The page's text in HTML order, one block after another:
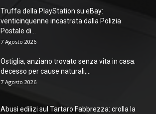
Truffa della PlayStation su eBay:
venticinquenne incastrata dalla Polizia
Postale di...
7 Agosto 2026
Ostiglia, anziano trovato senza vita in casa:
decesso per cause naturali,...
7 Agosto 2026
Abusi edilizi sul Tartaro Fabbrezza: crolla la